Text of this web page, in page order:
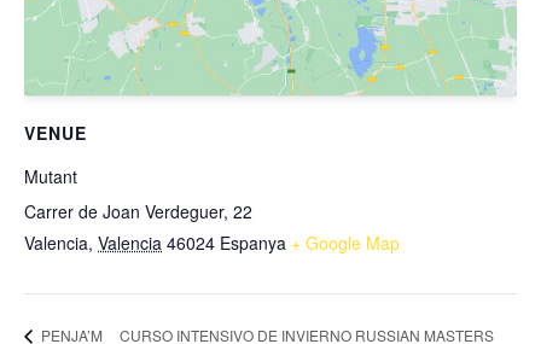
VENUE
Mutant
Carrer de Joan Verdeguer, 22
Valencia, Valencia 46024 Espanya + Google Map
PENJA’M
CURSO INTENSIVO DE INVIERNO RUSSIAN MASTERS